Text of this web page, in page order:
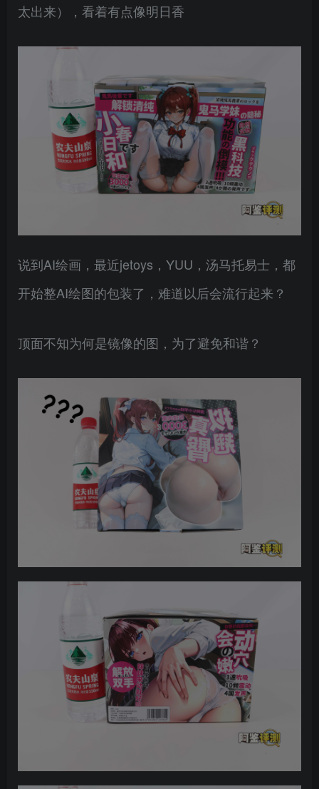
太出来），看着有点像明日香
说到AI绘画，最近jetoys，YUU，汤马托易士，都
开始整AI绘图的包装了，难道以后会流行起来？
顶面不知为何是镜像的图，为了避免和谐？